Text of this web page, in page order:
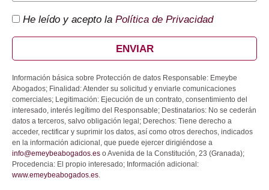
He leído y acepto la Política de Privacidad
ENVIAR
Información básica sobre Protección de datos Responsable: Emeybe
Abogados; Finalidad: Atender su solicitud y enviarle comunicaciones
comerciales; Legitimación: Ejecución de un contrato, consentimiento del
interesado, interés legítimo del Responsable; Destinatarios: No se cederán
datos a terceros, salvo obligación legal; Derechos: Tiene derecho a
acceder, rectificar y suprimir los datos, así como otros derechos, indicados
en la información adicional, que puede ejercer dirigiéndose a
info@emeybeabogados.es o Avenida de la Constitución, 23 (Granada);
Procedencia: El propio interesado; Información adicional:
www.emeybeabogados.es.